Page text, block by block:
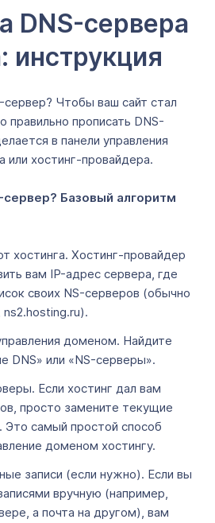
DNS-сервера
инструкция
Чтобы ваш сайт стал
правильно прописать DNS-
в панели управления
или хостинг-провайдера.
сервер? Базовый алгоритм
хостинга. Хостинг-провайдер
вам IP-адрес сервера, где
своих NS-серверов (обычно
ns2.hosting.ru).
доменом. Найдите
DNS» или «NS-серверы».
Если хостинг дал вам
просто замените текущие
Это самый простой способ
доменом хостингу.
записи (если нужно). Если вы
вручную (например,
а почта на другом), вам